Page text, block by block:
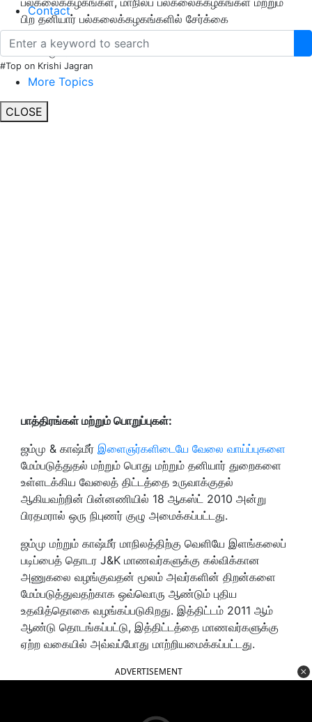
Contact
#Top on Krishi Jagran
More Topics
CLOSE
பிற தனியார் பல்கலைக்கழகங்களில் சேர்க்கை
நடைபெறும்போது CUET க்கு பதிவு செய்ய விண்ணப்பிக்க
வேண்டும்.
பாத்திரங்கள் மற்றும் பொறுப்புகள்:
ஜம்மு & காஷ்மீர் இளைஞர்களிடையே வேலை வாய்ப்புகளை
மேம்படுத்துதல் மற்றும் பொது மற்றும் தனியார் துறைகளை
உள்ளடக்கிய வேலைத் திட்டத்தை உருவாக்குதல்
ஆகியவற்றின் பின்னணியில் 18 ஆகஸ்ட் 2010 அன்று
பிரதமரால் ஒரு நிபுணர் குழு அமைக்கப்பட்டது.
ஜம்மு மற்றும் காஷ்மீர் மாநிலத்திற்கு வெளியே இளங்கலைப்
படிப்பைத் தொடர J&K மாணவர்களுக்கு கல்விக்கான
அணுகலை வழங்குவதன் மூலம் அவர்களின் திறன்களை
மேம்படுத்துவதற்காக ஒவ்வொரு ஆண்டும் புதிய
உதவித்தொகை வழங்கப்படுகிறது. இத்திட்டம் 2011 ஆம்
ஆண்டு தொடங்கப்பட்டு, இத்திட்டத்தை மாணவர்களுக்கு
ஏற்ற வகையில் அவ்வப்போது மாற்றியமைக்கப்பட்டது.
ADVERTISEMENT